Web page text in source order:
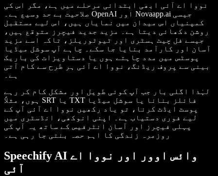
نووا اے آئی ابھی ابتدائی مرحلے میں ہے، مگر اس کی
صلاحیت بے حد وسیع ہے۔ OpenAI اور Novaapp.ai جیسی
کمپنیاں اس میدان میں نمایاں ہیں، اس لیے مستقبل
روشن دکھائی دیتا ہے۔ مزید جدید فیچرز متوقع ہیں،
جیسے فل چیٹ ہسٹری اور ٹیوٹوریلز، تاکہ اسے مزید
آسان اور کارآمد بنایا جا سکے۔ چاہے آپ سوشل میڈیا
پوسٹس میں مدد چاہتے ہوں یا دستاویزات کی باریک
بینی سے پروف ریڈنگ، نووا اے آئی ہر طرح سے کام آتی
ہے۔
لہٰذا اگلی بار جب آپ کوئی طویل اور مشکل کام کر رہے
ہوں، مثلاً SRT یا TXT فائلز بنانا یا سوشل میڈیا
پوسٹ ایڈٹ کرنا، تو یاد رکھیں نووا اے آئی آپ کے
لیے فوری دستیاب ہے۔ اپنی انوکھی، انڈسٹری میں
پہلی فیچرز اور آسان انٹرفیس کے ساتھ یہ آپ کی
روزمرہ زندگی کا اہم حصہ بنتی جا رہی ہے۔
Speechify AI وائس اوور اور نووا اے
آئی